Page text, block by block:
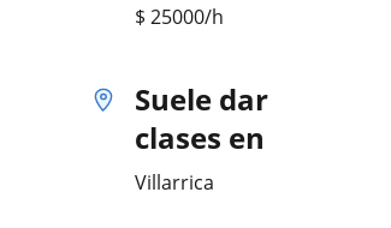
$ 25000/h
Suele dar
clases en
Villarrica